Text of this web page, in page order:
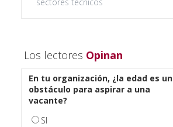
Los lectores Opinan
En tu organización, ¿la edad es un
obstáculo para aspirar a una
vacante?
SI